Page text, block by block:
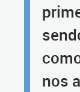
nos